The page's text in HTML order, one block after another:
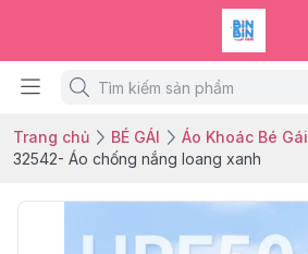
Trang chủ BÉ GÁI
Áo Khoác Bé Gái
32542- Áo chống nắng loang xanh